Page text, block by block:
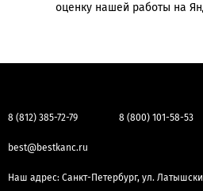
оценку нашей работы на
8 (812) 385-72-79 8 (800) 101-58-53
best@bestkanc.ru
Наш адрес: Санкт-Петербург, ул.